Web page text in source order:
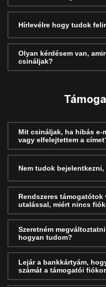
Hírlevélre hogy tudok
Olyan kérdésem van,
csináljak?
Mit csináljak, ha hibás e-
vagy elfelejtettem a
Nem tudok bejelentkezni,
Rendszeres
utalással, miért nincs
Szeretném
hogyan tudom?
Lejár a bankkártyám,
számát a támogatói